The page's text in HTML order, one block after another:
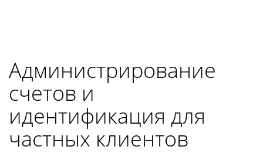
Администрирование
счетов и
идентификация для
частных клиентов